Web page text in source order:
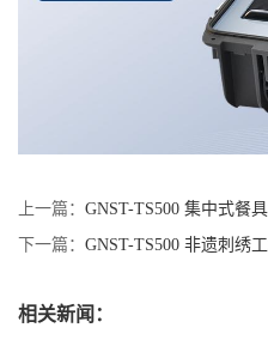
上一篇： GNST-TS500 集中式餐
下一篇： GNST-TS500 非遗刺绣
相关新闻：